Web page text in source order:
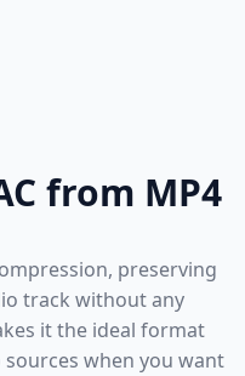
from MP4
preserving
track without any
it the ideal format
when you want